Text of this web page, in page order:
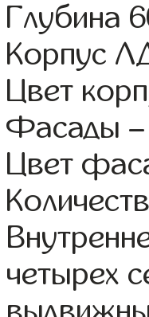
Глубина
Корпус
Цвет
Фасады –
Цвет
четырех